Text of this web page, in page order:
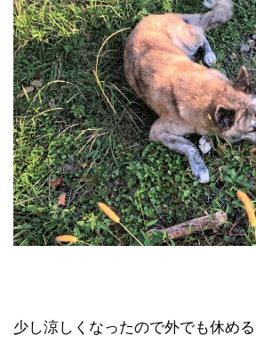
少し涼しくなったので外でも休める